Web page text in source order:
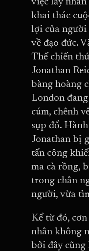
khai thác
lợi của người
về đạo đức.
Thế chiến
Jonathan
bàng hoàng
London
cúm, chênh
sụp đổ.
Jonathan bị
tấn công
ma cà rồng,
trong chân
người, vừa
Kể từ đó,
nhân không
bởi đây cũng